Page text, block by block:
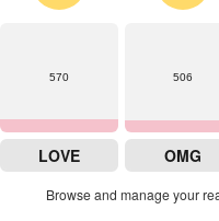
570
LOVE
506
OMG
Browse and manage your